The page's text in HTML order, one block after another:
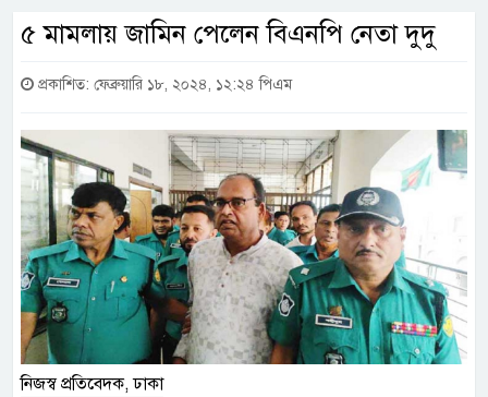
৫ মামলায় জামিন পেলেন বিএনপি নেতা দুদু
প্রকাশিত: ফেব্রুয়ারি ১৮, ২০২৪, ১২:২৪ পিএম
নিজস্ব প্রতিবেদক, ঢাকা